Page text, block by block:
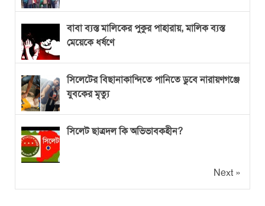
বাবা ব্যস্ত মালিকের পুকুর পাহারায়, মালিক ব্যস্ত
মেয়েকে ধর্ষণে
সিলেটের বিছানাকান্দিতে পানিতে ডুবে নারায়ণগঞ্জে
যুবকের মৃত্যু
সিলেট ছাত্রদল কি অভিভাবকহীন?
Next »